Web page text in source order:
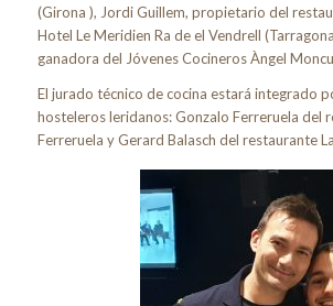
(Girona ), Jordi Guillem, propietario del
Hotel Le Meridien Ra de el Vendrell
ganadora del Jóvenes Cocineros Àngel
El jurado técnico de cocina estará integrado
hosteleros leridanos: Gonzalo Ferreruela del
Ferreruela y Gerard Balasch del restaurante